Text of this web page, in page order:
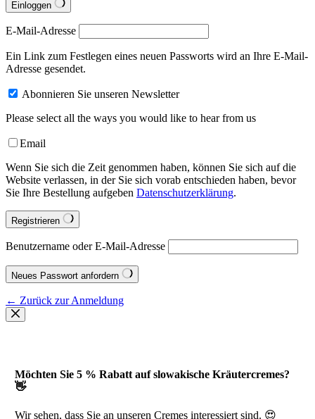
Einloggen
E-Mail-Adresse
Ein Link zum Festlegen eines neuen Passworts wird an Ihre E-Mail-
Adresse gesendet.
Abonnieren Sie unseren Newsletter
Please select all the ways you would like to hear from us
Email
Wenn Sie sich die Zeit genommen haben, können Sie sich auf die
Website verlassen, in der Sie sich vorab entschieden haben, bevor
Sie Ihre Bestellung aufgeben Datenschutzerklärung.
Registrieren
Benutzername oder E-Mail-Adresse
Neues Passwort anfordern
← Zurück zur Anmeldung
Möchten Sie 5 % Rabatt auf slowakische Kräutercremes?
👋
Wir sehen, dass Sie an unseren Cremes interessiert sind. 😍